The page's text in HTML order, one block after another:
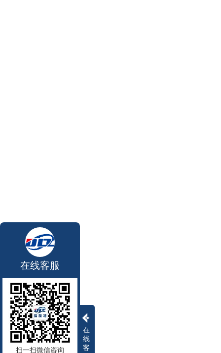
在
线
客
在线客服
扫一扫微信咨询